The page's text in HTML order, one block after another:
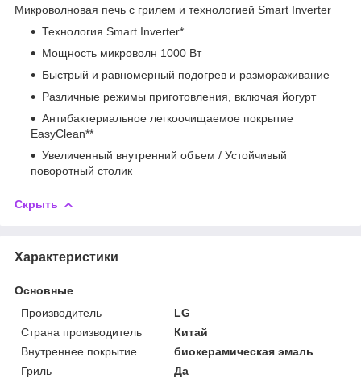
Микроволновая печь с грилем и технологией Smart Inverter
Технология Smart Inverter*
Мощность микроволн 1000 Вт
Быстрый и равномерный подогрев и размораживание
Различные режимы приготовления, включая йогурт
Антибактериальное легкоочищаемое покрытие
EasyClean**
Увеличенный внутренний объем / Устойчивый
поворотный столик
Скрыть
Характеристики
Основные
Производитель
LG
Страна производитель
Китай
Внутреннее покрытие
биокерамическая эмаль
Гриль
Да